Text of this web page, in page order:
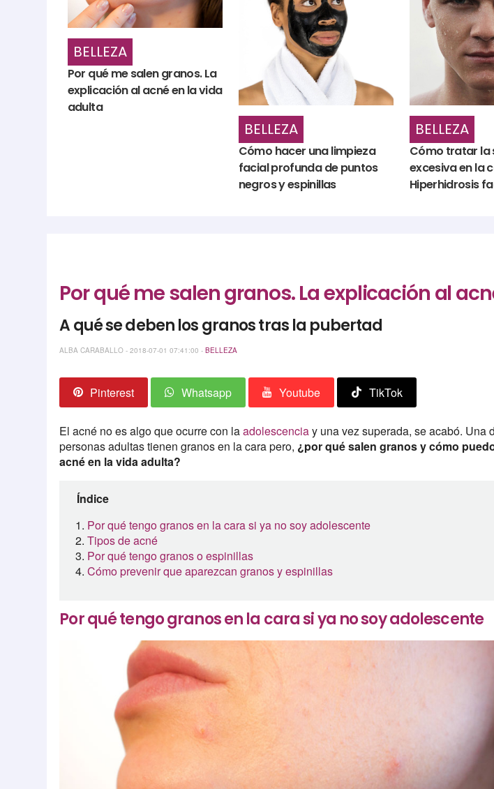
BELLEZA
Por qué me salen granos. La
explicación al acné en la vida
adulta
BELLEZA
Cómo hacer una limpieza
facial profunda de puntos
negros y espinillas
BELLEZA
Cómo tratar la
excesiva en la
Hiperhidrosis
Por qué me salen granos. La explicación al
A qué se deben los granos tras la pubertad
ALBA CARABALLO - 2018-07-01 07:41:00 -BELLEZA
Pinterest Whatsapp Youtube TikTok
El acné no es algo que ocurre con laadolescenciay una vez superada, se acabó. Una
personas adultas tienen granos en la cara pero, ¿por qué salen granos y cómo
acné en la vida adulta?
Índice
Por qué tengo granos en la cara si ya no soy adolescente
Tipos de acné
Por qué tengo granos o espinillas
Cómo prevenir que aparezcan granos y espinillas
Por qué tengo granos en la cara si ya no soy adolescente